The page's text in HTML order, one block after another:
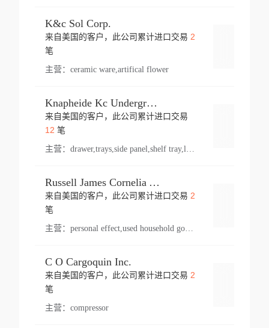
K&c Sol Corp.
来自美国的客户，此公司累计进口交易 2
笔
主营： ceramic ware,artifical flower
Knapheide Kc Underground
来自美国的客户，此公司累计进口交易
12 笔
主营：
Russell James Cornelia Arlington Va
来自美国的客户，此公司累计进口交易 2
笔
主营： personal effect,used household goods
C O Cargoquin Inc.
来自美国的客户，此公司累计进口交易 2
笔
主营： compressor